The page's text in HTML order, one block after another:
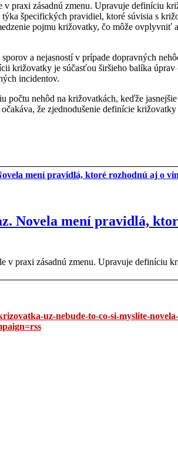
v praxi zásadnú zmenu. Upravuje definíciu
špecifických pravidiel, ktoré súvisia s
pojmu križovatky, čo môže ovplyvniť
a nejasností v prípade dopravných
križovatky je súčasťou širšieho balíka
incidentov.
nehôd na križovatkách, keďže
že zjednodušenie definície
Novela mení pravidlá,
v praxi zásadnú zmenu. Upravuje definíciu
uz-nebude-to-co-si-myslite-